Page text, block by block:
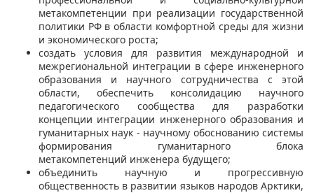
метакомпетенции при реализации государственной
политики РФ в области комфортной среды для жизни
и экономического роста;
создать условия для развития международной и
межрегиональной интеграции в сфере инженерного
образования и научного сотрудничества с этой
области, обеспечить консолидацию научного
педагогического сообщества для разработки
концепции интеграции инженерного образования и
гуманитарных наук - научному обоснованию системы
формирования гуманитарного блока
метакомпетенций инженера будущего;
объединить научную и прогрессивную
общественность в развитии языков народов Арктики,